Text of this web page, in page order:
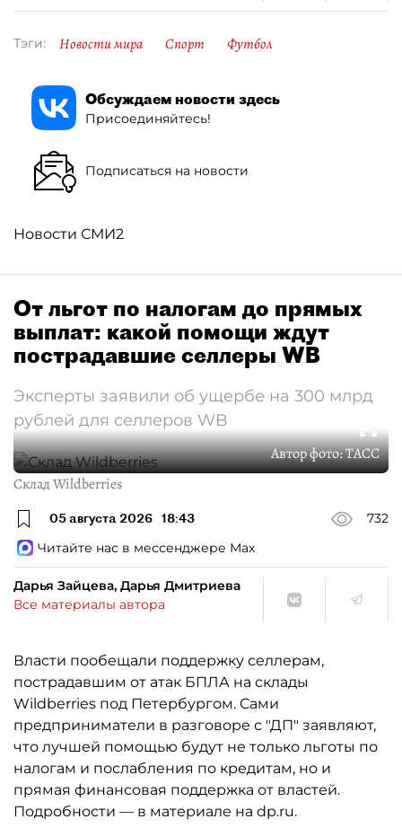
Тэги: Новости мира Спорт Футбол
Обсуждаем новости здесь
Присоединяйтесь!
Подписаться на новости
Новости СМИ2
От льгот по налогам до прямых
выплат: какой помощи ждут
пострадавшие селлеры WB
Эксперты заявили об ущербе на 300 млрд
рублей для селлеров WB
Автор фото:ТАСС
Склад Wildberries
05 августа 2026 18:43
732
Читайте нас в мессенджере Max
Дарья Зайцева, Дарья Дмитриева
Все материалы автора
Власти пообещали поддержку селлерам,
пострадавшим от атак БПЛА на склады
Wildberries под Петербургом. Сами
предприниматели в разговоре с "ДП" заявляют,
что лучшей помощью будут не только льготы по
налогам и послабления по кредитам, но и
прямая финансовая поддержка от властей.
Подробности — в материале на dp.ru.